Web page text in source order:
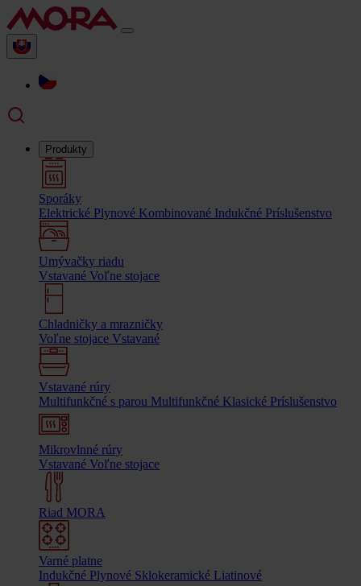
Produkty
Sporáky
Elektrické Plynové Kombinované Indukčné Príslušenstvo
Umývačky riadu
Vstavané Voľne stojace
Chladničky a mrazničky
Voľne stojace Vstavané
Vstavané rúry
Multifunkčné s parou Multifunkčné Klasické Príslušenstvo
Mikrovlnné rúry
Vstavané Voľne stojace
Riad MORA
Varné platne
Indukčné Plynové Sklokeramické Liatinové